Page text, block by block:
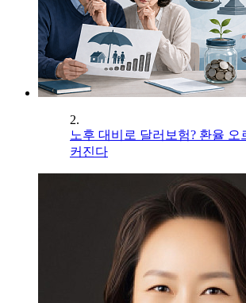
2.
노후 대비로 달러보험? 환율 오
커진다